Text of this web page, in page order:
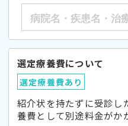
選定療養費について
選定療養費あり
紹介状を持たずに受診し
養費として別途料金がか